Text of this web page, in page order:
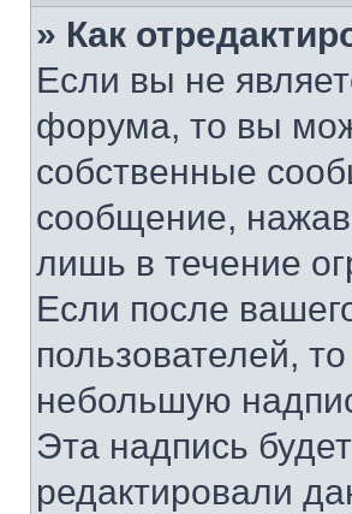
» Как
Если вы не
форума, то вы
собственные
сообщение, нажав
лишь в течение
Если после
пользователей,
небольшую
Эта надпись
редактировали